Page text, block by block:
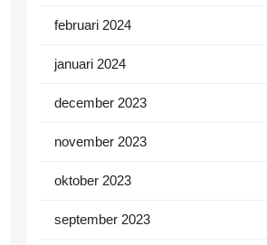
februari 2024
januari 2024
december 2023
november 2023
oktober 2023
september 2023